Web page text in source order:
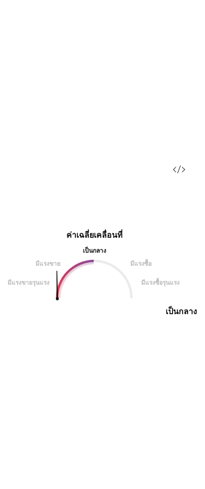
ค่าเฉลี่ยเคลื่อนที่
เป็นกลาง
มีแรงขาย
มีแรงซื้อ
มีแรงขายรุนแรง มีแรงซื้อรุนแรง
เป็นกลาง